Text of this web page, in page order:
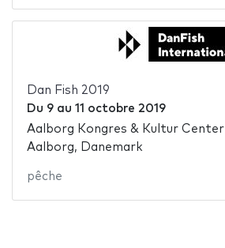
Dan Fish 2019
Du 9au 11 octobre 2019
Aalborg Kongres & Kultur Center
Aalborg, Danemark
pêche